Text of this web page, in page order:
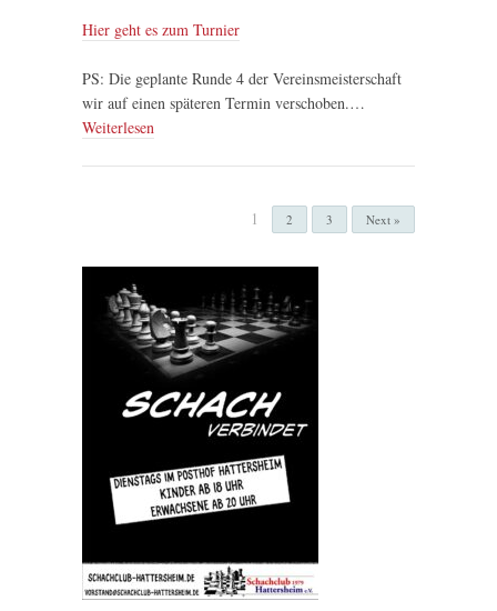
Hier geht es zum Turnier
PS: Die geplante Runde 4 der Vereinsmeisterschaft
wir auf einen späteren Termin verschoben.…
Weiterlesen
1 2 3 Next »